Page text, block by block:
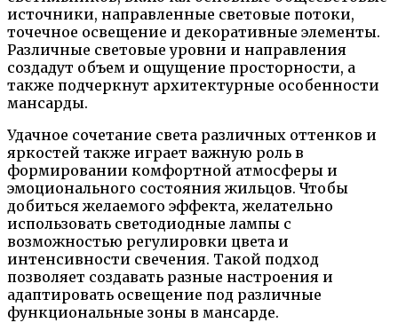
источники, направленные световые потоки,
точечное освещение и декоративные элементы.
Различные световые уровни и направления
создадут объем и ощущение просторности, а
также подчеркнут архитектурные особенности
мансарды.
Удачное сочетание света различных оттенков и
яркостей также играет важную роль в
формировании комфортной атмосферы и
эмоционального состояния жильцов. Чтобы
добиться желаемого эффекта, желательно
использовать светодиодные лампы с
возможностью регулировки цвета и
интенсивности свечения. Такой подход
позволяет создавать разные настроения и
адаптировать освещение под различные
функциональные зоны в мансарде.